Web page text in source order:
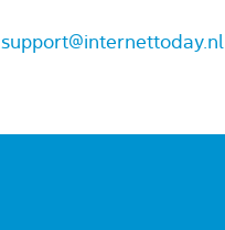
support@internettoday.nl